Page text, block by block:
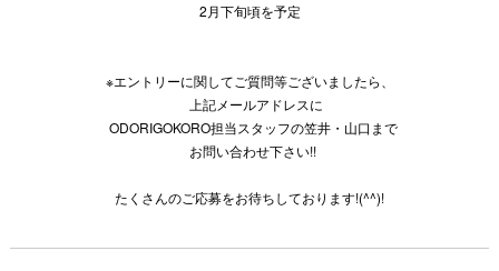
2月下旬頃を予定
※エントリーに関してご質問等ございましたら、
上記メールアドレスに
ODORIGOKORO担当スタッフの笠井・山口まで
お問い合わせ下さい!!
たくさんのご応募をお待ちしております!(^^)!